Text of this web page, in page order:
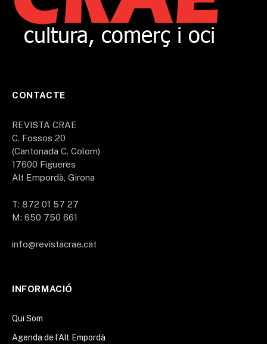
CONTACTE
REVISTA CRAE
C. Fossos 20
(Cantonada C. Colom)
17600 Figueres
Alt Empordà, Girona
T: 872 01 57 27
M: 650 750 661
info@revistacrae.cat
INFORMACIÓ
Qui Som
Agenda de l’Alt Empordà